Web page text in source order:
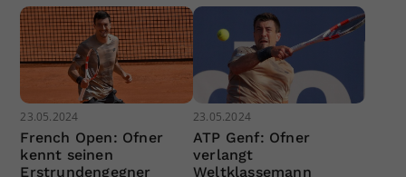
23.05.2024
French Open: Ofner
kennt seinen
Erstrundengegner
23.05.2024
ATP Genf: Ofner
verlangt
Weltklassemann